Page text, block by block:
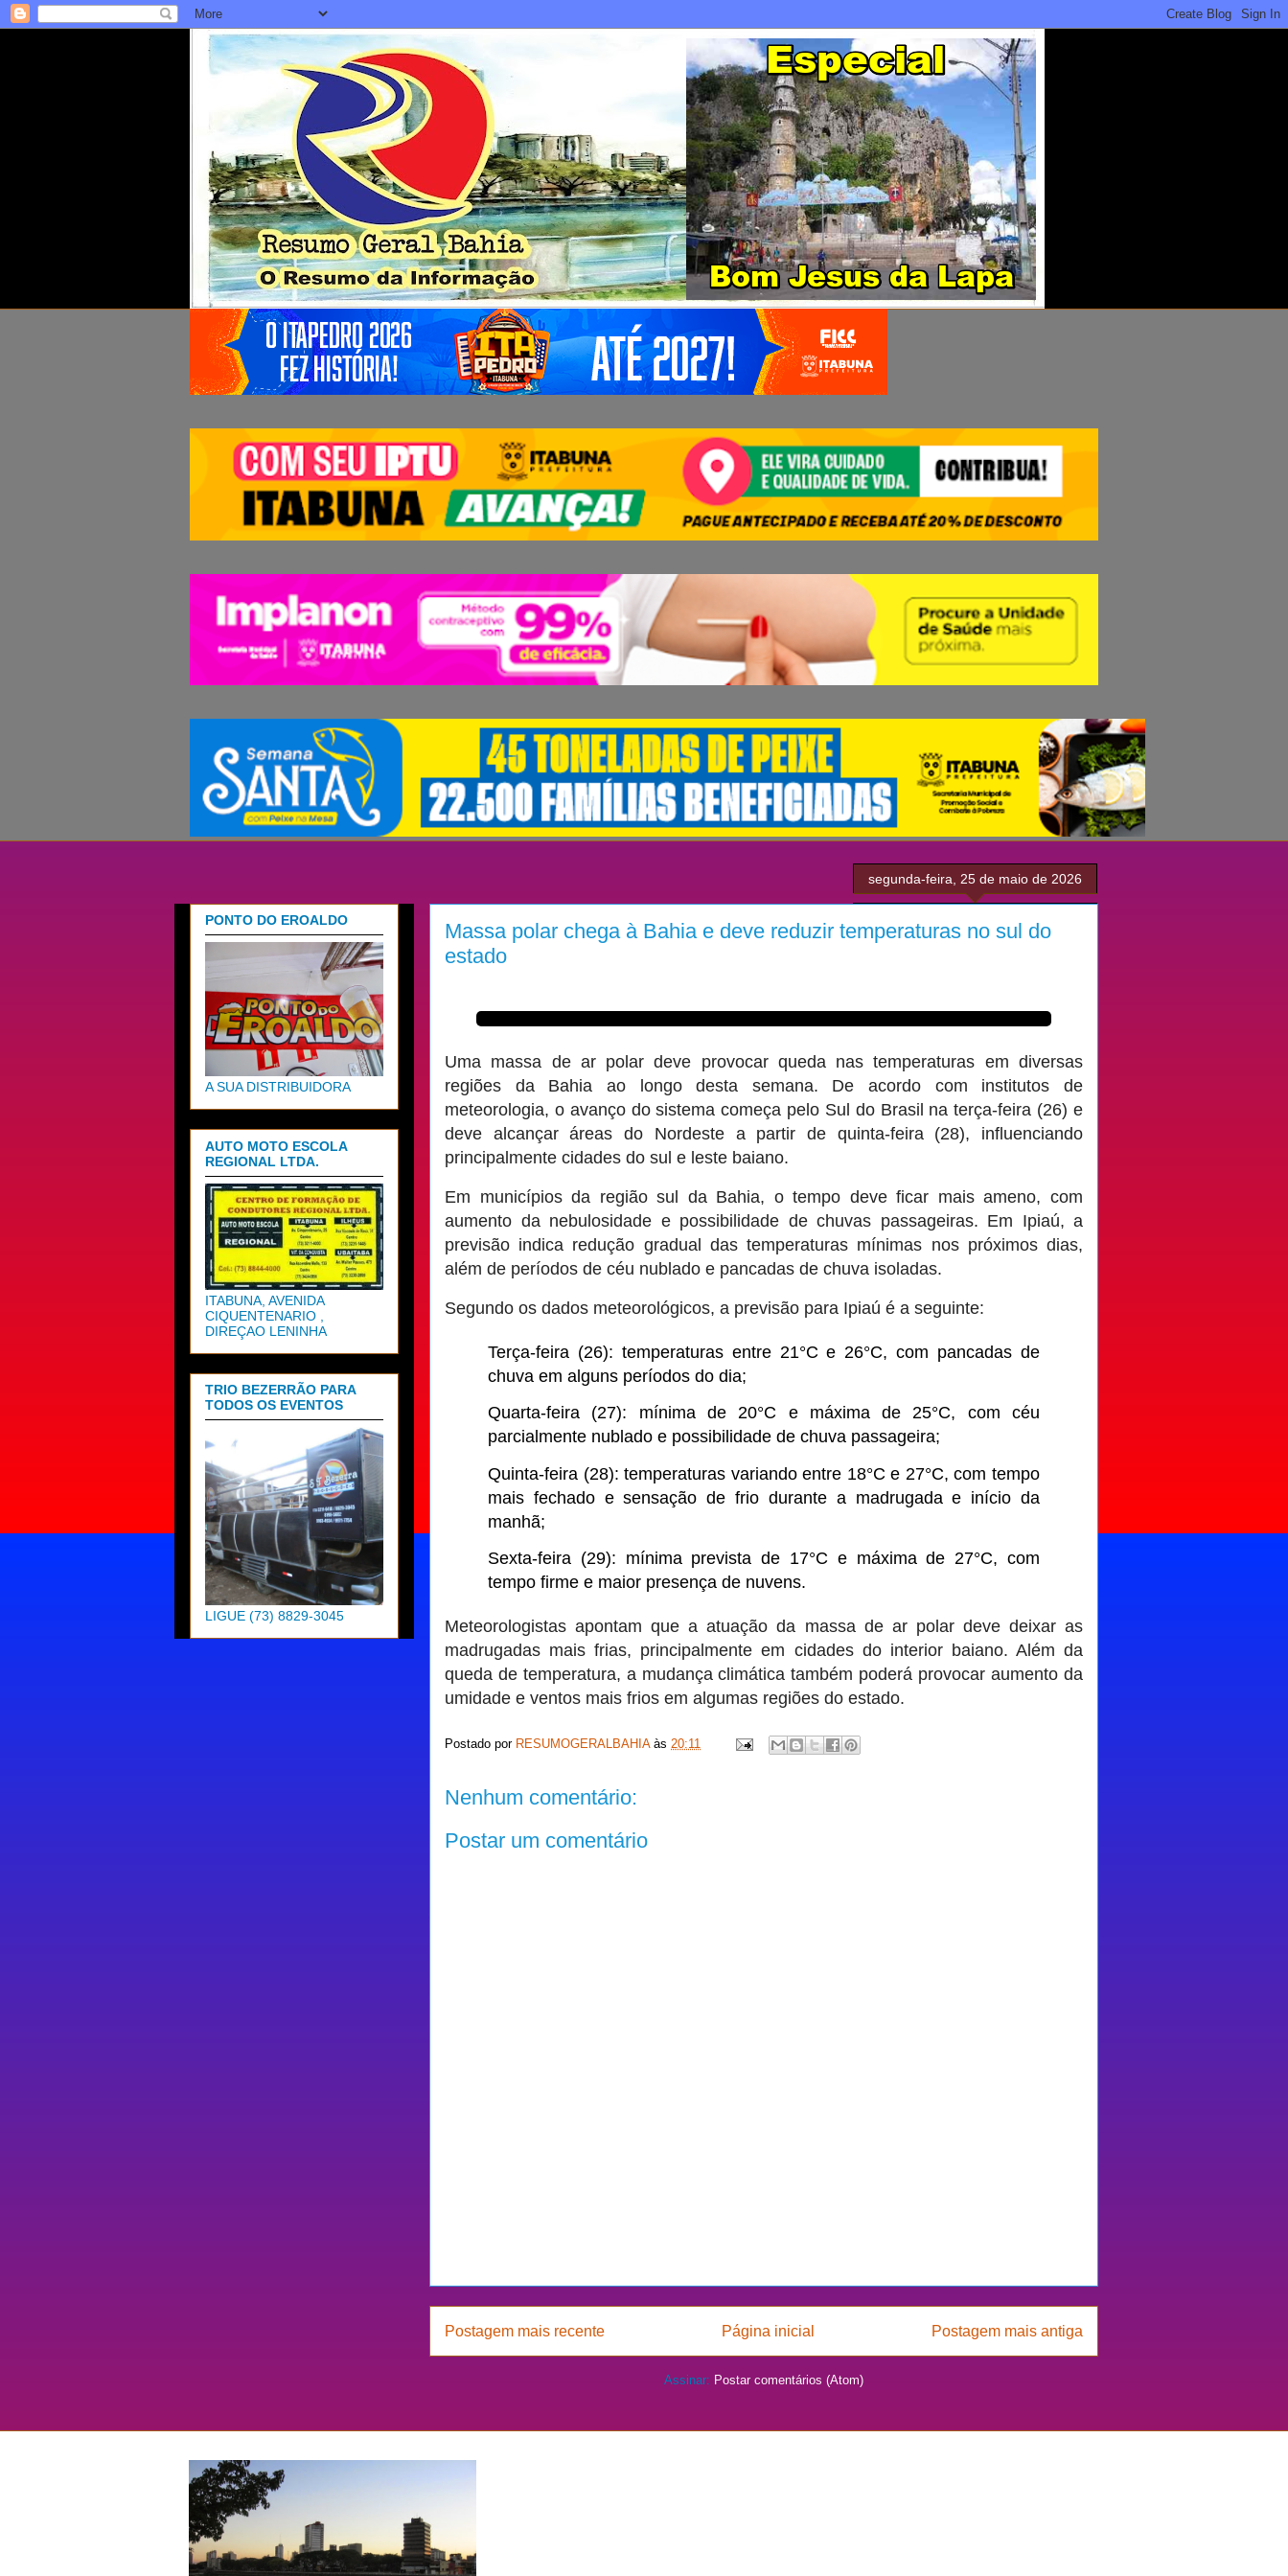
segunda-feira, 25 de maio de 2026
Massa polar chega à Bahia e deve reduzir temperaturas no sul do
estado
Uma massa de ar polar deve provocar queda nas temperaturas em diversas
regiões da Bahia ao longo desta semana. De acordo com institutos de
meteorologia, o avanço do sistema começa pelo Sul do Brasil na terça-feira (26) e
deve alcançar áreas do Nordeste a partir de quinta-feira (28), influenciando
principalmente cidades do sul e leste baiano.
Em municípios da região sul da Bahia, o tempo deve ficar mais ameno, com
aumento da nebulosidade e possibilidade de chuvas passageiras. Em Ipiaú, a
previsão indica redução gradual das temperaturas mínimas nos próximos dias,
além de períodos de céu nublado e pancadas de chuva isoladas.
Segundo os dados meteorológicos, a previsão para Ipiaú é a seguinte:
Terça-feira (26): temperaturas entre 21°C e 26°C, com pancadas de
chuva em alguns períodos do dia;
Quarta-feira (27): mínima de 20°C e máxima de 25°C, com céu
parcialmente nublado e possibilidade de chuva passageira;
Quinta-feira (28): temperaturas variando entre 18°C e 27°C, com tempo
mais fechado e sensação de frio durante a madrugada e início da
manhã;
Sexta-feira (29): mínima prevista de 17°C e máxima de 27°C, com
tempo firme e maior presença de nuvens.
Meteorologistas apontam que a atuação da massa de ar polar deve deixar as
madrugadas mais frias, principalmente em cidades do interior baiano. Além da
queda de temperatura, a mudança climática também poderá provocar aumento da
umidade e ventos mais frios em algumas regiões do estado.
Postado por RESUMOGERALBAHIA às 20:11
Nenhum comentário:
Postar um comentário
Postagem mais recente Postagem mais antiga
Página inicial
Assinar: Postar comentários (Atom)
PONTO DO EROALDO
A SUA DISTRIBUIDORA
AUTO MOTO ESCOLA
REGIONAL LTDA.
ITABUNA, AVENIDA
CIQUENTENARIO ,
DIREÇAO LENINHA
TRIO BEZERRÃO PARA
TODOS OS EVENTOS
LIGUE (73) 8829-3045